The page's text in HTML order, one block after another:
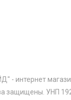
интернет
защищены. УНП